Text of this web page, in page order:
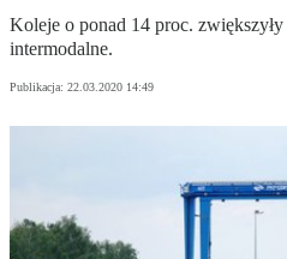
Koleje o ponad 14 proc.
intermodalne.
Publikacja: 22.03.2020 14:49